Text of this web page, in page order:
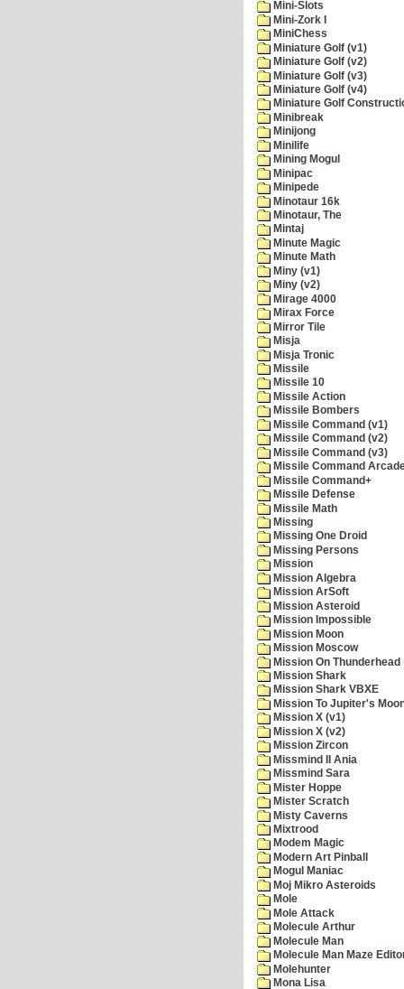
Mini-Slots
Mini-Zork I
MiniChess
Miniature Golf (v1)
Miniature Golf (v2)
Miniature Golf (v3)
Miniature Golf (v4)
Miniature Golf
Minibreak
Minijong
Minilife
Mining Mogul
Minipac
Minipede
Minotaur 16k
Minotaur, The
Mintaj
Minute Magic
Minute Math
Miny (v1)
Miny (v2)
Mirage 4000
Mirax Force
Mirror Tile
Misja
Misja Tronic
Missile
Missile 10
Missile Action
Missile Bombers
Missile Command (v1)
Missile Command (v2)
Missile Command (v3)
Missile Command
Missile Command+
Missile Defense
Missile Math
Missing
Missing One Droid
Missing Persons
Mission
Mission Algebra
Mission ArSoft
Mission Asteroid
Mission Impossible
Mission Moon
Mission Moscow
Mission On Thunderhead
Mission Shark
Mission Shark VBXE
Mission To Jupiter's
Mission X (v1)
Mission X (v2)
Mission Zircon
Missmind II Ania
Missmind Sara
Mister Hoppe
Mister Scratch
Misty Caverns
Mixtrood
Modem Magic
Modern Art Pinball
Mogul Maniac
Moj Mikro Asteroids
Mole
Mole Attack
Molecule Arthur
Molecule Man
Molecule Man Maze
Molehunter
Mona Lisa